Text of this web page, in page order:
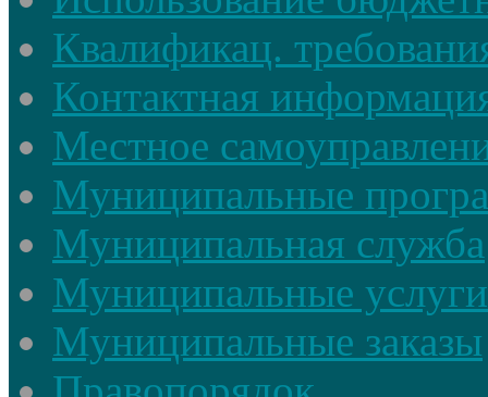
Квалификац.
Контактная
Местное
Муниципальные
Муниципальная служба
Муниципальные услуги
Муниципальные заказы